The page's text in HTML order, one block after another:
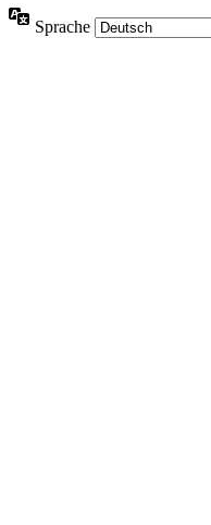
Sprache